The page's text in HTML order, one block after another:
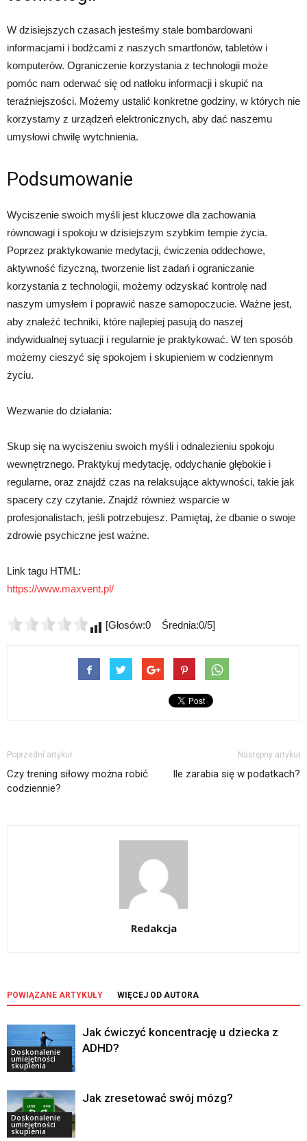
W dzisiejszych czasach jesteśmy stale bombardowani
informacjami i bodźcami z naszych smartfonów, tabletów i
komputerów. Ograniczenie korzystania z technologii może
pomóc nam oderwać się od natłoku informacji i skupić na
teraźniejszości. Możemy ustalić konkretne godziny, w których nie
korzystamy z urządzeń elektronicznych, aby dać naszemu
umysłowi chwilę wytchnienia.
Podsumowanie
Wyciszenie swoich myśli jest kluczowe dla zachowania
równowagi i spokoju w dzisiejszym szybkim tempie życia.
Poprzez praktykowanie medytacji, ćwiczenia oddechowe,
aktywność fizyczną, tworzenie list zadań i ograniczanie
korzystania z technologii, możemy odzyskać kontrolę nad
naszym umysłem i poprawić nasze samopoczucie. Ważne jest,
aby znaleźć techniki, które najlepiej pasują do naszej
indywidualnej sytuacji i regularnie je praktykować. W ten sposób
możemy cieszyć się spokojem i skupieniem w codziennym
życiu.
Wezwanie do działania:
Skup się na wyciszeniu swoich myśli i odnalezieniu spokoju
wewnętrznego. Praktykuj medytację, oddychanie głębokie i
regularne, oraz znajdź czas na relaksujące aktywności, takie jak
spacery czy czytanie. Znajdź również wsparcie w
profesjonalistach, jeśli potrzebujesz. Pamiętaj, że dbanie o swoje
zdrowie psychiczne jest ważne.
Link tagu HTML:
https://www.maxvent.pl/
[Głosów:0 Średnia:0/5]
Poprzedni artykuł
Czy trening siłowy można robić
codziennie?
Następny artykuł
Ile zarabia się w podatkach?
Redakcja
POWIĄZANE ARTYKUŁY WIĘCEJ OD AUTORA
Doskonalenie
umiejętności
skupienia
Jak ćwiczyć koncentrację u dziecka z
ADHD?
Doskonalenie
umiejętności
skupienia
Jak zresetować swój mózg?